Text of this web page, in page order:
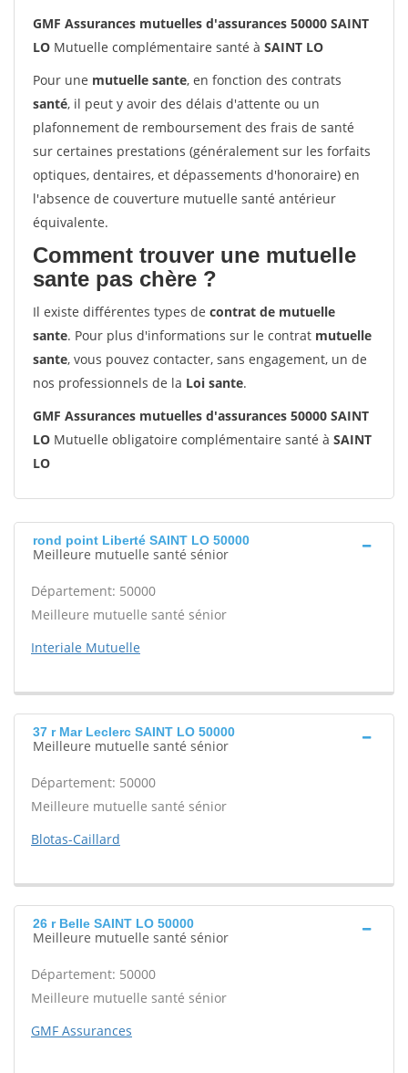
GMF Assurances mutuelles d'assurances 50000 SAINT
LO Mutuelle complémentaire santé à SAINT LO
Pour une mutuelle sante, en fonction des contrats
santé, il peut y avoir des délais d'attente ou un
plafonnement de remboursement des frais de santé
sur certaines prestations (généralement sur les forfaits
optiques, dentaires, et dépassements d'honoraire) en
l'absence de couverture mutuelle santé antérieur
équivalente.
Comment trouver une mutuelle
sante pas chère ?
Il existe différentes types de contrat de mutuelle
sante. Pour plus d'informations sur le contrat mutuelle
sante, vous pouvez contacter, sans engagement, un de
nos professionnels de la Loi sante.
GMF Assurances mutuelles d'assurances 50000 SAINT
LO Mutuelle obligatoire complémentaire santé à SAINT
LO
rond point Liberté SAINT LO 50000
Meilleure mutuelle santé sénior
Département: 50000
Meilleure mutuelle santé sénior
Interiale Mutuelle
37 r Mar Leclerc SAINT LO 50000
Meilleure mutuelle santé sénior
Département: 50000
Meilleure mutuelle santé sénior
Blotas-Caillard
26 r Belle SAINT LO 50000
Meilleure mutuelle santé sénior
Département: 50000
Meilleure mutuelle santé sénior
GMF Assurances